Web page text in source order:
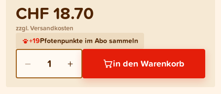
CHF 18.70
zzgl. Versandkosten
+19Pfotenpunkte im Abo sammeln
− 1 + in den Warenkorb